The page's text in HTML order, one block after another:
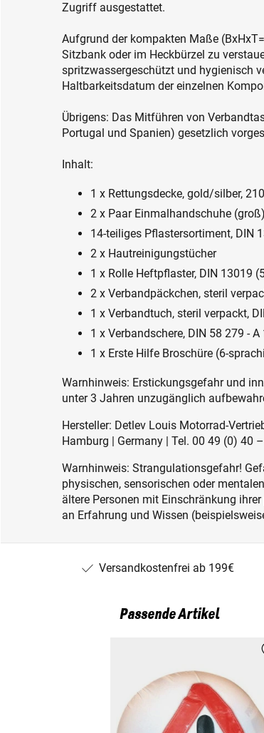
Zugriff ausgestattet.
Aufgrund der kompakten Maße
Sitzbank oder im Heckbürzel zu
spritzwassergeschützt und hygienisch
Haltbarkeitsdatum der einzelnen
Übrigens: Das Mitführen von
Portugal und Spanien) gesetzlich
Inhalt:
1 x Rettungsdecke, gold/silber,
2 x Paar Einmalhandschuhe
14-teiliges Pflastersortiment, DIN
2 x Hautreinigungstücher
1 x Rolle Heftpflaster, DIN 13019
2 x Verbandpäckchen, steril
1 x Verbandtuch, steril verpackt,
1 x Verbandschere, DIN 58 279 - A
1 x Erste Hilfe Broschüre (6-
Warnhinweis: Erstickungsgefahr und
unter 3 Jahren unzugänglich
Hersteller: Detlev Louis Motorrad-
Hamburg | Germany | Tel. 00 49 (0) 40
Warnhinweis: Strangulationsgefahr!
physischen, sensorischen oder
ältere Personen mit Einschränkung
an Erfahrung und Wissen
Versandkostenfrei ab 199€
Passende Artikel